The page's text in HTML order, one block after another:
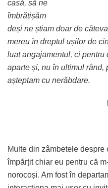
casă, să ne
îmbrățișăm
deși ne știam doar de
mereu în dreptul ușilor de
luat angajamentul, ci pentru
aparte și, nu în ultimul rând,
așteptam cu nerăbdare.
Multe din zâmbetele
împărțit chiar eu pentru că
norocoși. Am fost în